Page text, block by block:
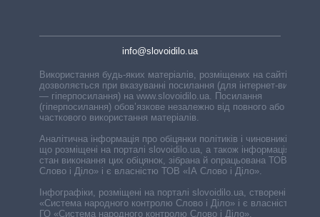
info@slovoidilo.ua
Використання будь-яких матеріалів, розміщених на сайті,
дозволяється при вказуванні посилання (для інтернет-видань
— гіперпосилання) на www.slovoidilo.ua. Посилання
(гіперпосилання) обов’язкове незалежно від повного або
часткового використання матеріалів.
Аналітична інформація про обіцянки політиків і чиновників,
що розміщені на порталі slovoidilo.ua, а також інформація про
стан виконання цих обіцянок, зібрана й опрацьована ТОВ «ІА
Слово і Діло» і є власністю ТОВ «ІА Слово і Діло».
Інфографіки, розміщені на порталі slovoidilo.ua, створені ГО
«Система народного контролю Слово і Діло» і є власністю
ГО «Система народного контролю Слово і Діло».